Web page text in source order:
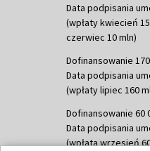
Data podpisania
(wpłaty kwiecień
czerwiec 10 mln)
Dofinansowanie
Data podpisania
(wpłaty lipiec 160
Dofinansowanie 60
Data podpisania
(wpłata wrzesień